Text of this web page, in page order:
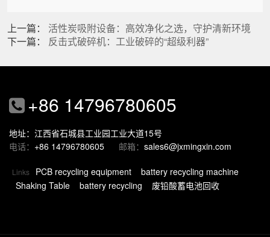
上一篇： 活性炭吸附设备：高效净化之选，守护清新环境
下一篇： 反击式破碎机：工业破碎的“超级利器”
+86 14796780605
地址：江西省石城县工业园工业大道15号
电话： +86 14796780605 邮箱： sales6@jxmingxin.com
Links PCB recycling equipment
battery recycling machine
Shaking Table
battery recycling 废铅酸蓄电池回收